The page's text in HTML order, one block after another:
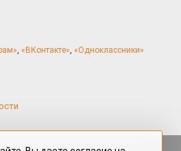
, «ВКонтакте», «Одноклассники»